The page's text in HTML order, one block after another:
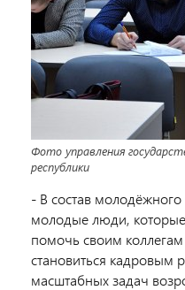
Фото управления
республики
- В состав
молодые люди,
помочь своим
становиться кадровым
масштабных задач